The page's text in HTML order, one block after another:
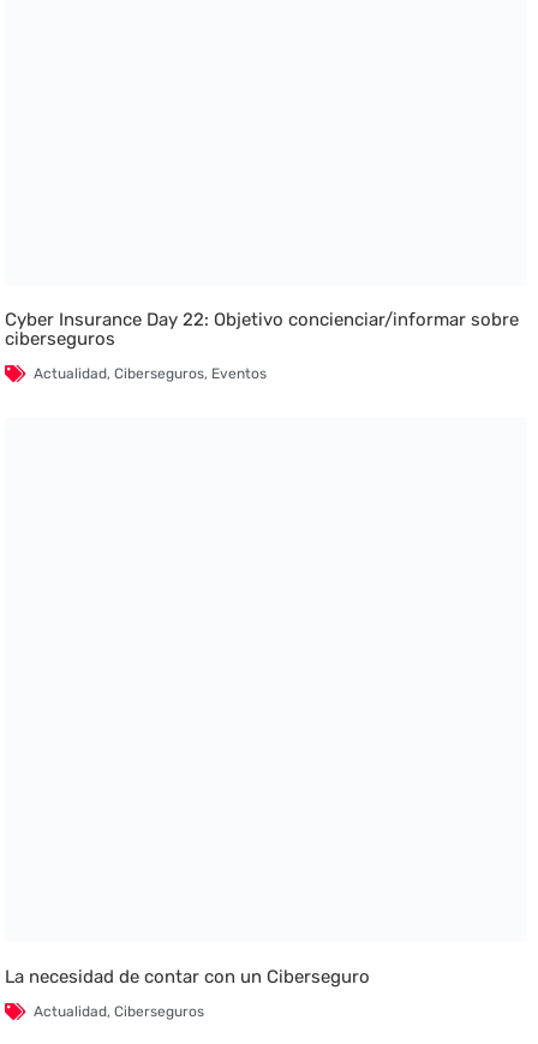
Cyber Insurance Day 22: Objetivo concienciar/informar sobre
ciberseguros
Actualidad,Ciberseguros, Eventos
La necesidad de contar con un Ciberseguro
Actualidad,Ciberseguros